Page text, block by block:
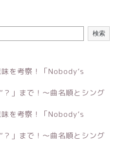
検索
を考察！「Nobody’s
」まで！〜曲名順とシング
を考察！「Nobody’s
」まで！〜曲名順とシング